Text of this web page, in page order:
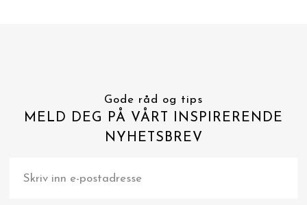
Gode råd og tips
MELD DEG PÅ VÅRT INSPIRERENDE
NYHETSBREV